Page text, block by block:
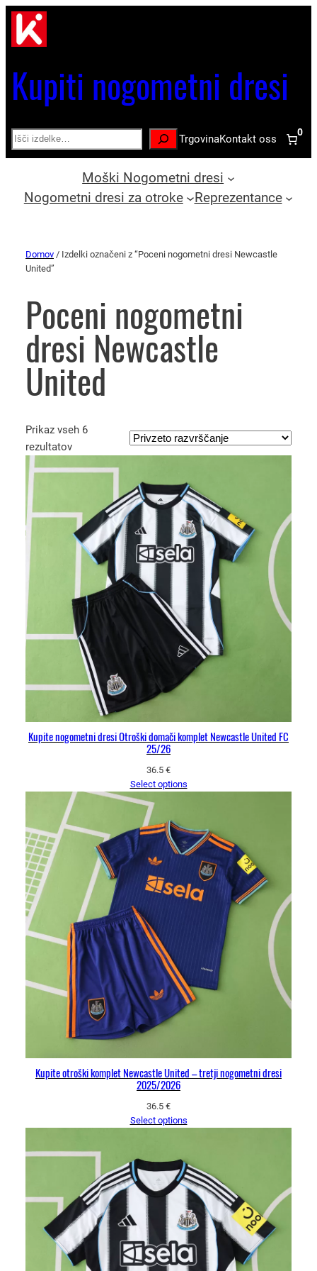
Kupiti nogometni dresi
Search TrgovinaKontakt oss
0
Moški Nogometni dresi
Nogometni dresi za otroke
Reprezentance
Domov / Izdelki označeni z “Poceni nogometni dresi Newcastle
United”
Poceni nogometni
dresi Newcastle
United
Prikaz vseh 6
rezultatov
Kupite nogometni dresi Otroški domači komplet Newcastle United FC
25/26
36.5 €
Select options
Kupite otroški komplet Newcastle United – tretji nogometni dresi
2025/2026
36.5 €
Select options